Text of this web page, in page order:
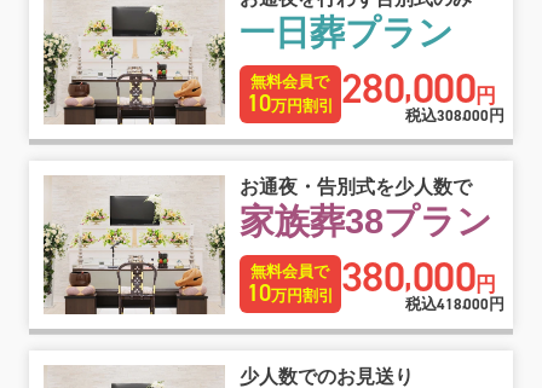
一日葬プラン
無料会員で
10万円割引 280,000円
税込308,000円
お通夜・告別式を少人数で
家族葬38プラン
無料会員で
10万円割引 380,000円
税込418,000 円
少人数でのお見送り